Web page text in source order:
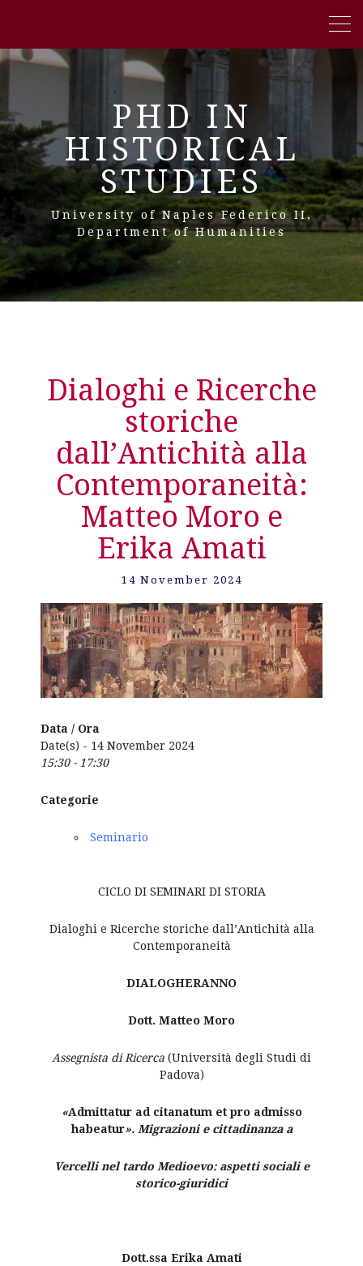
PHD IN
HISTORICAL
STUDIES
University of Naples Federico II,
Department of Humanities
Dialoghi e Ricerche
storiche
dall’Antichità alla
Contemporaneità:
Matteo Moro e
Erika Amati
14 November 2024
Data / Ora
Date(s) - 14 November 2024
15:30 - 17:30
Categorie
Seminario
CICLO DI SEMINARI DI STORIA
Dialoghi e Ricerche storiche dall’Antichità alla
Contemporaneità
DIALOGHERANNO
Dott. Matteo Moro
Assegnista di Ricerca (Università degli Studi di
Padova)
«Admittatur ad citanatum et pro admisso
habeatur». Migrazioni e cittadinanza a
Vercelli nel tardo Medioevo: aspetti sociali e
storico-giuridici
Dott.ssa Erika Amati